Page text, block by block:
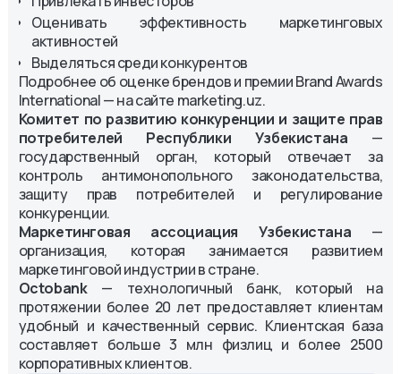
Оценивать эффективность маркетинговых
активностей
Выделяться среди конкурентов
Подробнее об оценке брендов и премии Brand Awards
International — на сайте marketing.uz.
Комитет по развитию конкуренции и защите прав
потребителей Республики Узбекистана —
государственный орган, который отвечает за
контроль антимонопольного законодательства,
защиту прав потребителей и регулирование
конкуренции.
Маркетинговая ассоциация Узбекистана —
организация, которая занимается развитием
маркетинговой индустрии в стране.
Octobank— технологичный банк, который на
протяжении более 20 лет предоставляет клиентам
удобный и качественный сервис. Клиентская база
составляет больше 3 млн физлиц и более 2500
корпоративных клиентов.